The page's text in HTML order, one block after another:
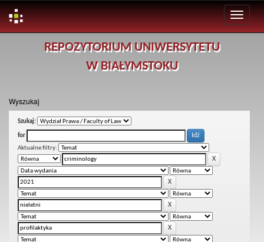
REPOZYTORIUM UNIWERSYTETU
W BIAŁYMSTOKU
Wyszukaj
Szukaj:
for
Aktualne filtry: